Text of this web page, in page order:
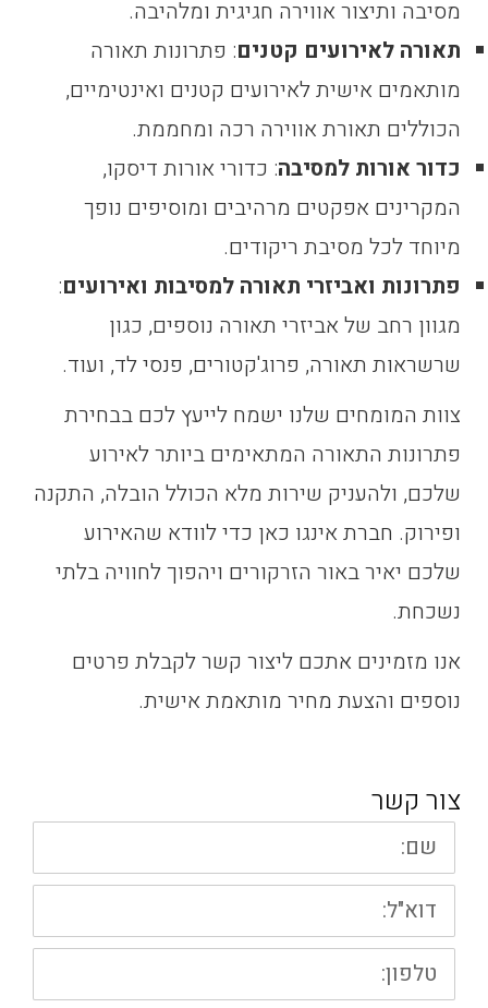
מסיבה ותיצור אווירה חגיגית ומלהיבה.
תאורה לאירועים קטנים: פתרונות תאורה
מותאמים אישית לאירועים קטנים ואינטימיים,
הכוללים תאורת אווירה רכה ומחממת.
כדור אורות למסיבה: כדורי אורות דיסקו,
המקרינים אפקטים מרהיבים ומוסיפים נופך
מיוחד לכל מסיבת ריקודים.
פתרונות ואביזרי תאורה למסיבות ואירועים:
מגוון רחב של אביזרי תאורה נוספים, כגון
שרשראות תאורה, פרוג'קטורים, פנסי לד, ועוד.
צוות המומחים שלנו ישמח לייעץ לכם בבחירת
פתרונות התאורה המתאימים ביותר לאירוע
שלכם, ולהעניק שירות מלא הכולל הובלה, התקנה
ופירוק. חברת אינגו כאן כדי לוודא שהאירוע
שלכם יאיר באור הזרקורים ויהפוך לחוויה בלתי
נשכחת.
אנו מזמינים אתכם ליצור קשר לקבלת פרטים
נוספים והצעת מחיר מותאמת אישית.
צור קשר
שם:
דוא"ל:
טלפון: